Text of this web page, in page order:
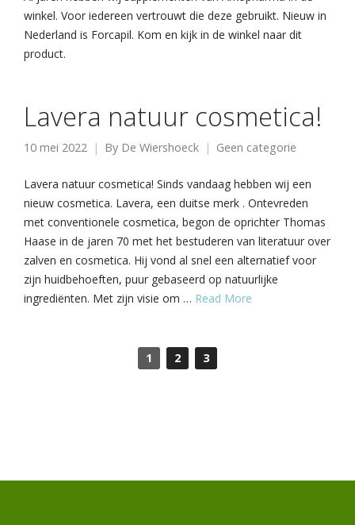
winkel. Voor iedereen vertrouwt die deze gebruikt. Nieuw in
Nederland is Forcapil. Kom en kijk in de winkel naar dit
product.
Lavera natuur cosmetica!
10 mei 2022 By De Wiershoeck Geen categorie
Lavera natuur cosmetica! Sinds vandaag hebben wij een
nieuw cosmetica. Lavera, een duitse merk . Ontevreden
met conventionele cosmetica, begon de oprichter Thomas
Haase in de jaren 70 met het bestuderen van literatuur over
zalven en cosmetica. Hij vond al snel een alternatief voor
zijn huidbehoeften, puur gebaseerd op natuurlijke
ingrediënten. Met zijn visie om … Read More
1 2 3